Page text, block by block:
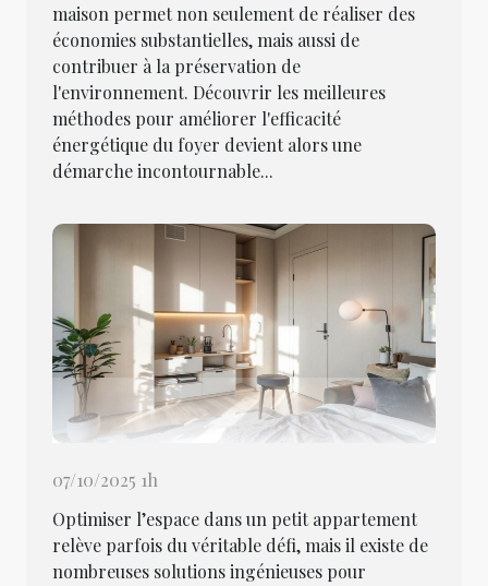
maison permet non seulement de réaliser des
économies substantielles, mais aussi de
contribuer à la préservation de
l'environnement. Découvrir les meilleures
méthodes pour améliorer l'efficacité
énergétique du foyer devient alors une
démarche incontournable...
07/10/2025 1h
Optimiser l’espace dans un petit appartement
relève parfois du véritable défi, mais il existe de
nombreuses solutions ingénieuses pour